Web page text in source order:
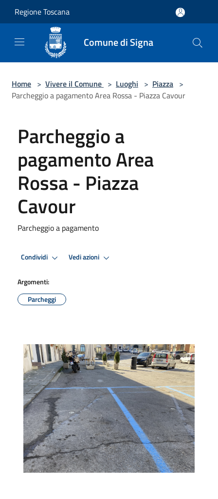
Regione Toscana
Comune di Signa
Home > Vivere il Comune > Luoghi > Piazza >
Parcheggio a pagamento Area Rossa - Piazza Cavour
Parcheggio a
pagamento Area
Rossa - Piazza
Cavour
Parcheggio a pagamento
Condividi Vedi azioni
Argomenti:
Parcheggi